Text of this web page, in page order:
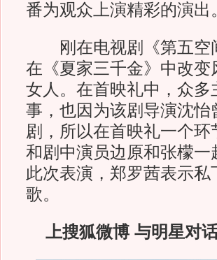
番为观众上演精彩的演出
刚在电视剧《第五空
在《夏家三千金》中改
女人。在首映礼中，众
事，也因为该剧导演沈
剧，所以在首映礼一个
和剧中演员边原和张檬
此次表演，郑罗茜表示
歌。
上搜狐微博 与明星对